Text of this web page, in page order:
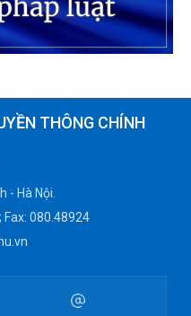
THÔNG CHÍNH
- Hà Nội.
080.48924